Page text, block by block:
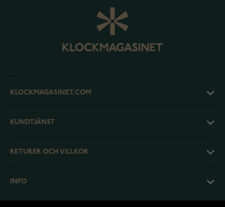
KLOCKMAGASINET.COM
KUNDTJÄNST
RETURER OCH VILLKOR
INFO